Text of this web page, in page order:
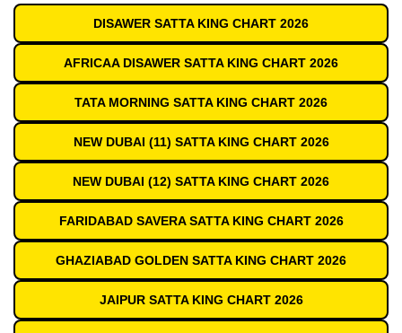
DISAWER SATTA KING CHART 2026
AFRICAA DISAWER SATTA KING CHART 2026
TATA MORNING SATTA KING CHART 2026
NEW DUBAI (11) SATTA KING CHART 2026
NEW DUBAI (12) SATTA KING CHART 2026
FARIDABAD SAVERA SATTA KING CHART 2026
GHAZIABAD GOLDEN SATTA KING CHART 2026
JAIPUR SATTA KING CHART 2026